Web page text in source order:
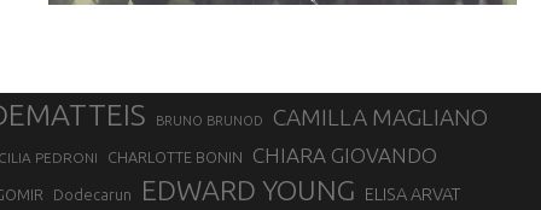
BRUNO BRUNOD CAMILLA MAGLIANO
PEDRONI CHARLOTTE BONIN CHIARA GIOVANDO
Dodecarun EDWARD YOUNG ELISA ARVAT